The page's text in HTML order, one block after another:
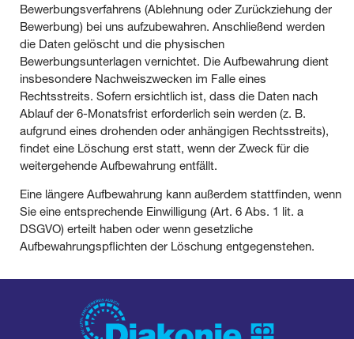
Bewerbungsverfahrens (Ablehnung oder Zurückziehung der
Bewerbung) bei uns aufzubewahren. Anschließend werden
die Daten gelöscht und die physischen
Bewerbungsunterlagen vernichtet. Die Aufbewahrung dient
insbesondere Nachweiszwecken im Falle eines
Rechtsstreits. Sofern ersichtlich ist, dass die Daten nach
Ablauf der 6-Monatsfrist erforderlich sein werden (z. B.
aufgrund eines drohenden oder anhängigen Rechtsstreits),
findet eine Löschung erst statt, wenn der Zweck für die
weitergehende Aufbewahrung entfällt.
Eine längere Aufbewahrung kann außerdem stattfinden, wenn
Sie eine entsprechende Einwilligung (Art. 6 Abs. 1 lit. a
DSGVO) erteilt haben oder wenn gesetzliche
Aufbewahrungspflichten der Löschung entgegenstehen.